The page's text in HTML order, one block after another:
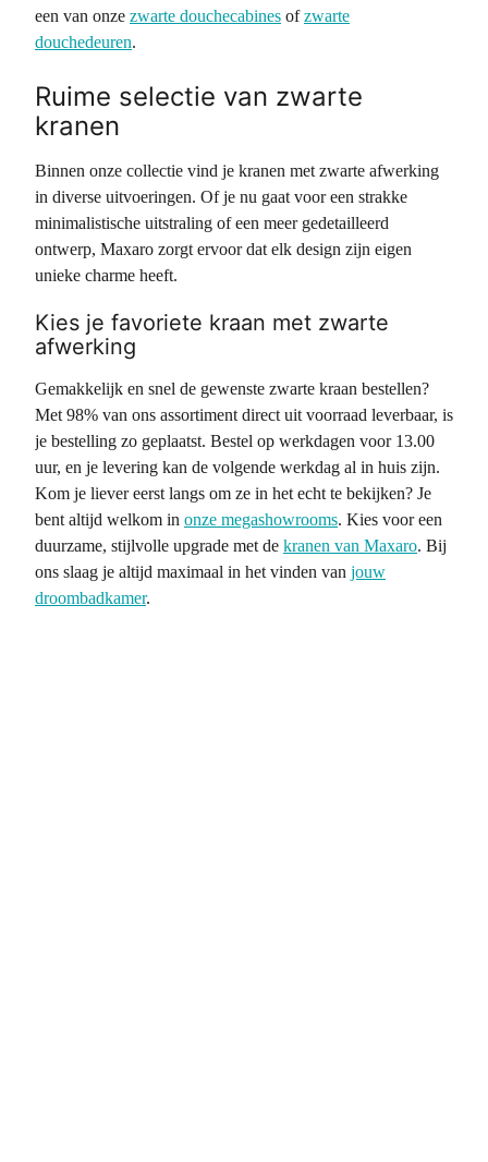
een van onze zwarte douchecabines ofzwarte
douchedeuren.
Ruime selectie van zwarte
kranen
Binnen onze collectie vind je kranen met zwarte afwerking
in diverse uitvoeringen. Of je nu gaat voor een strakke
minimalistische uitstraling of een meer gedetailleerd
ontwerp, Maxaro zorgt ervoor dat elk design zijn eigen
unieke charme heeft.
Kies je favoriete kraan met zwarte
afwerking
Gemakkelijk en snel de gewenste zwarte kraan bestellen?
Met 98% van ons assortiment direct uit voorraad leverbaar, is
je bestelling zo geplaatst. Bestel op werkdagen voor 13.00
uur, en je levering kan de volgende werkdag al in huis zijn.
Kom je liever eerst langs om ze in het echt te bekijken? Je
bent altijd welkom in onze megashowrooms. Kies voor een
duurzame, stijlvolle upgrade met de kranen van Maxaro. Bij
ons slaag je altijd maximaal in het vinden van jouw
droombadkamer.